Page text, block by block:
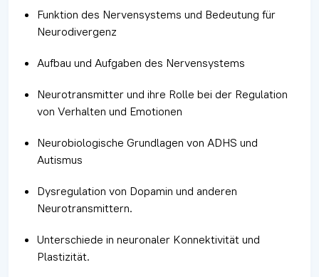
Funktion des Nervensystems und Bedeutung für
Neurodivergenz
Aufbau und Aufgaben des Nervensystems
Neurotransmitter und ihre Rolle bei der Regulation
von Verhalten und Emotionen
Neurobiologische Grundlagen von ADHS und
Autismus
Dysregulation von Dopamin und anderen
Neurotransmittern.
Unterschiede in neuronaler Konnektivität und
Plastizität.